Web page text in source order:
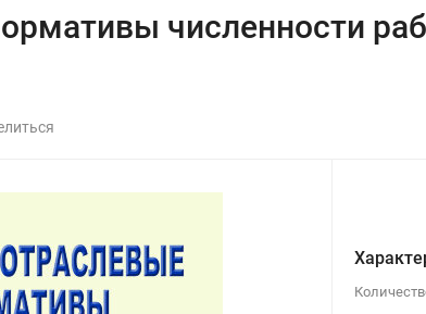
численности